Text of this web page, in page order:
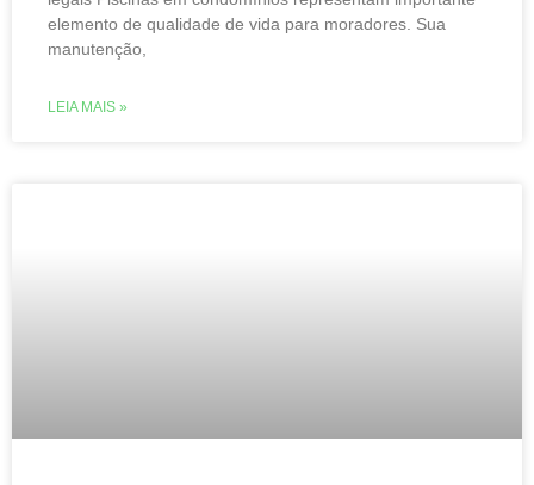
elemento de qualidade de vida para moradores. Sua
manutenção,
LEIA MAIS »